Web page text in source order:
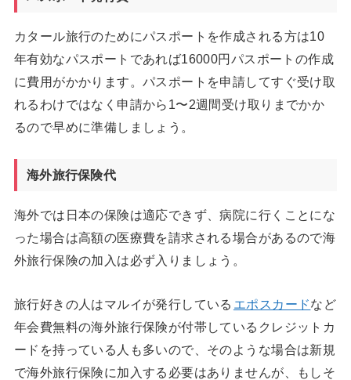
カタール旅行のためにパスポートを作成される方は10
年有効なパスポートであれば16000円パスポートの作成
に費用がかかります。パスポートを申請してすぐ受け取
れるわけではなく申請から1〜2週間受け取りまでかか
るので早めに準備しましょう。
海外旅行保険代
海外では日本の保険は適応できず、病院に行くことにな
った場合は高額の医療費を請求される場合があるので海
外旅行保険の加入は必ず入りましょう。
旅行好きの人はマルイが発行している エポスカードなど
年会費無料の海外旅行保険が付帯しているクレジットカ
ードを持っている人も多いので、そのような場合は新規
で海外旅行保険に加入する必要はありませんが、もしそ